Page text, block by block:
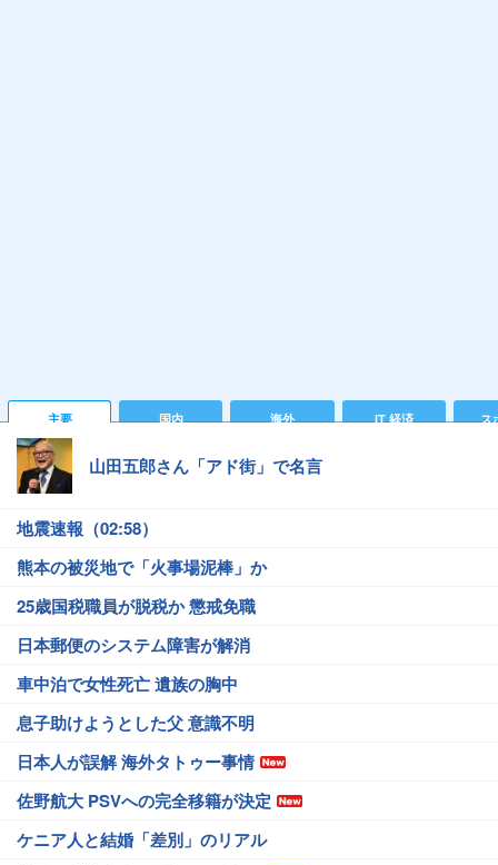
主要 国内 海外 IT 経済 ス
山田五郎さん「アド街」で名言
地震速報（02:58）
熊本の被災地で「火事場泥棒」か
25歳国税職員が脱税か 懲戒免職
日本郵便のシステム障害が解消
車中泊で女性死亡 遺族の胸中
息子助けようとした父 意識不明
日本人が誤解 海外タトゥー事情
佐野航大 PSVへの完全移籍が決定
ケニア人と結婚「差別」のリアル